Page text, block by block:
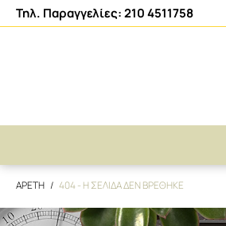
Τηλ. Παραγγελίες: 210 4511758
ΑΡΕΤΗ 404 - Η ΣΕΛΙΔΑ ΔΕΝ ΒΡΕΘΗΚΕ